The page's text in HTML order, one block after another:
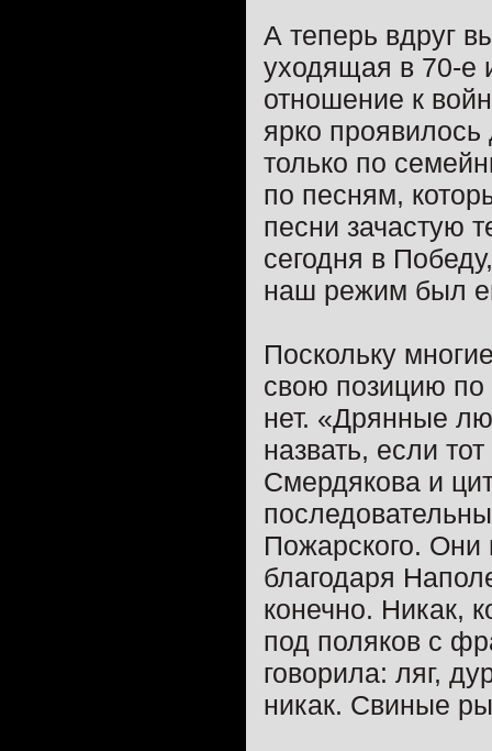
А теперь вдруг
уходящая в 70-е
отношение к
ярко
только по
по песням,
песни зачастую
сегодня в
наш режим был
Поскольку
свою позицию
нет. «Дрянные
назвать, если
Смердякова и
Пожарского. Они
благодаря
конечно. Никак,
под поляков с
говорила: ляг,
никак. Свиные